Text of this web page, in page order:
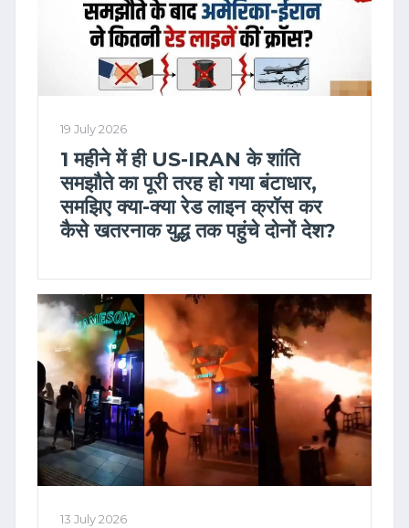
19 July 2026
1 महीने में ही US-IRAN के शांति
समझौते का पूरी तरह हो गया बंटाधार,
समझिए क्या-क्या रेड लाइन क्रॉस कर
कैसे खतरनाक युद्ध तक पहुंचे दोनों देश?
13 July 2026